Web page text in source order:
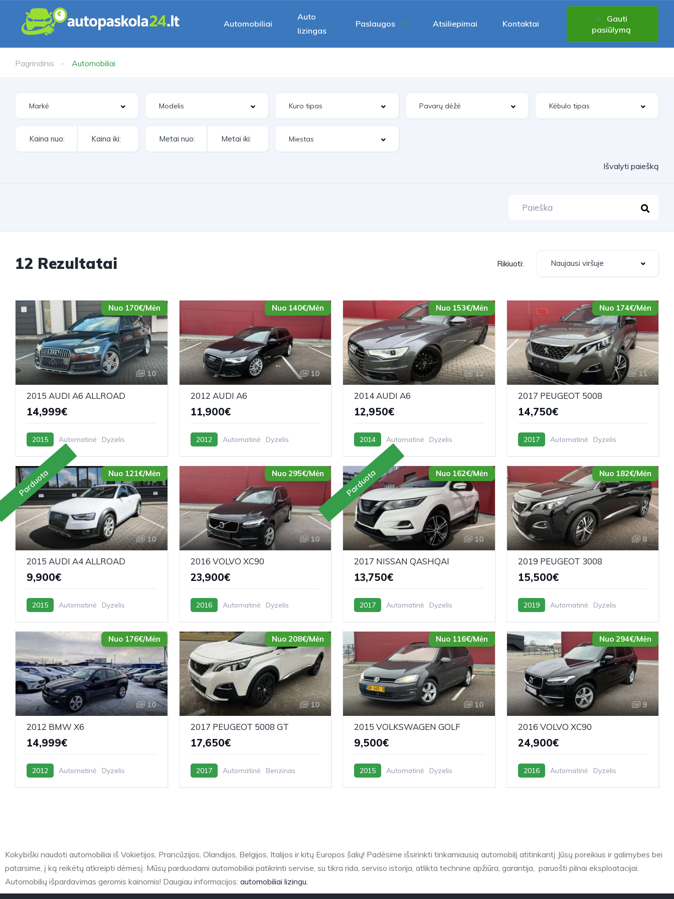
Automobiliai
Auto
lizingas
Paslaugos Atsiliepimai Kontaktai
Gauti
pasiūlymą
Pagrindinis Automobiliai
Išvalyti paiešką
12 Rezultatai Rikiuoti: Naujausi viršuje
Nuo 170€/Mėn
10
2015 AUDI A6 ALLROAD
14,999€
2015 Automatinė Dyzelis
Nuo 140€/Mėn
10
2012 AUDI A6
11,900€
2012 Automatinė Dyzelis
Nuo 153€/Mėn
12
2014 AUDI A6
12,950€
2014 Automatinė Dyzelis
Nuo 174€/Mėn
11
2017 PEUGEOT 5008
14,750€
2017 Automatinė Dyzelis
Nuo 121€/Mėn
Parduota
10
2015 AUDI A4 ALLROAD
9,900€
2015 Automatinė Dyzelis
Nuo 295€/Mėn
10
2016 VOLVO XC90
23,900€
2016 Automatinė Dyzelis
Nuo 162€/Mėn
Parduota
10
2017 NISSAN QASHQAI
13,750€
2017 Automatinė Dyzelis
Nuo 182€/Mėn
8
2019 PEUGEOT 3008
15,500€
2019 Automatinė Dyzelis
Nuo 176€/Mėn
10
2012 BMW X6
14,999€
2012 Automatinė Dyzelis
Nuo 208€/Mėn
10
2017 PEUGEOT 5008 GT
17,650€
2017 Automatinė Benzinas
Nuo 116€/Mėn
10
2015 VOLKSWAGEN GOLF
9,500€
2015 Automatinė Dyzelis
Nuo 294€/Mėn
9
2016 VOLVO XC90
24,900€
2016 Automatinė Dyzelis
Kokybiški naudoti automobiliai iš Vokietijos, Prancūzijos, Olandijos, Belgijos, Italijos ir kitų Europos šalių! Padėsime išsirinkti tinkamiausią automobilį atitinkantį Jūsų poreikius ir galimybes bei
patarsime, į ką reikėtų atkreipti dėmesį. Mūsų parduodami automobiliai patikrinti servise, su tikra rida, serviso istorija, atlikta technine apžiūra, garantija, paruošti pilnai eksploatacijai.
Automobilių išpardavimas geromis kainomis! Daugiau informacijos: automobiliai lizingu.